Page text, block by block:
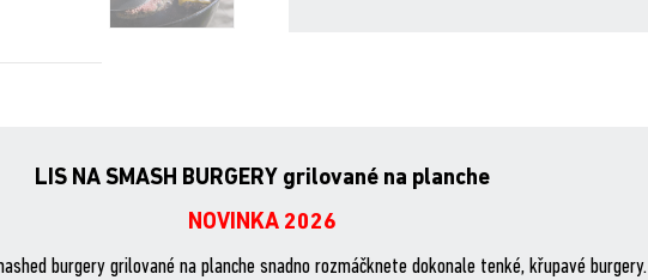
LIS NA SMASH BURGERY grilované na planche
NOVINKA 2026
burgery grilované na planche snadno rozmáčknete dokonale tenké, křupavé burgery.